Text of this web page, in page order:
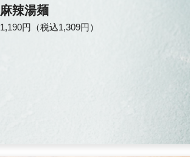
麻辣湯麺
1,190円（税込1,309円）